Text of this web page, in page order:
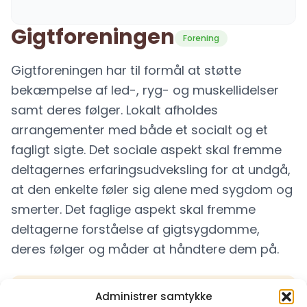
Administrer samtykke
Gigtforeningen Forening
Gigtforeningen har til formål at støtte
bekæmpelse af led-, ryg- og muskellidelser
samt deres følger. Lokalt afholdes
arrangementer med både et socialt og et
fagligt sigte. Det sociale aspekt skal fremme
deltagernes erfaringsudveksling for at undgå,
at den enkelte føler sig alene med sygdom og
smerter. Det faglige aspekt skal fremme
deltagerne forståelse af gigtsygdomme,
deres følger og måder at håndtere dem på.
Kontaktoplysninger